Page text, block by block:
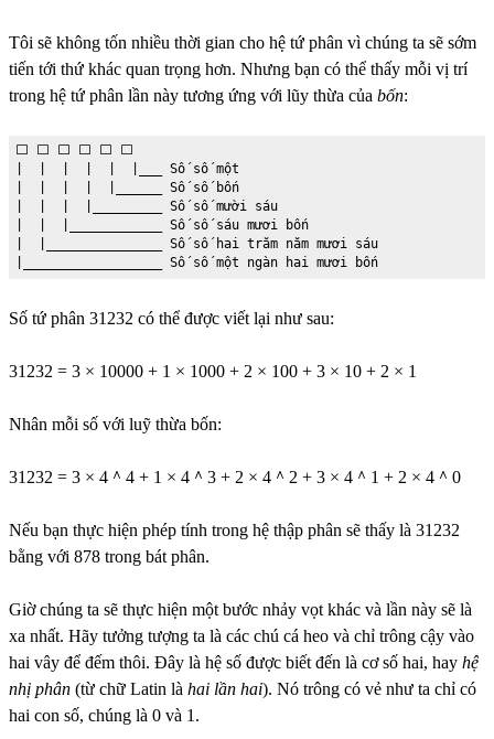
Tôi sẽ không tốn nhiều thời gian cho hệ tứ phân vì chúng ta sẽ sớm
tiến tới thứ khác quan trọng hơn. Nhưng bạn có thể thấy mỗi vị trí
trong hệ tứ phân lần này tương ứng với lũy thừa của bốn:
⬜️ ⬜️ ⬜️ ⬜️ ⬜️ ⬜️
|  |  |  |  |  |___ Số số một
|  |  |  |  |______ Số số bốn
|  |  |  |_________ Số số mười sáu
|  |  |____________ Số số sáu mươi bốn
|  |_______________ Số số hai trăm năm mươi sáu
|__________________ Số số một ngàn hai mươi bốn
Số tứ phân 31232 có thể được viết lại như sau:
31232 = 3 × 10000 + 1 × 1000 + 2 × 100 + 3 × 10 + 2 × 1
Nhân mỗi số với luỹ thừa bốn:
31232 = 3 × 4＾4 + 1 × 4＾3 + 2 × 4＾2 + 3 × 4＾1 + 2 × 4＾0
Nếu bạn thực hiện phép tính trong hệ thập phân sẽ thấy là 31232
bằng với 878 trong bát phân.
Giờ chúng ta sẽ thực hiện một bước nhảy vọt khác và lần này sẽ là
xa nhất. Hãy tưởng tượng ta là các chú cá heo và chỉ trông cậy vào
hai vây để đếm thôi. Đây là hệ số được biết đến là cơ số hai, hay hệ
nhị phân (từ chữ Latin là hai lần hai). Nó trông có vẻ như ta chỉ có
hai con số, chúng là 0 và 1.